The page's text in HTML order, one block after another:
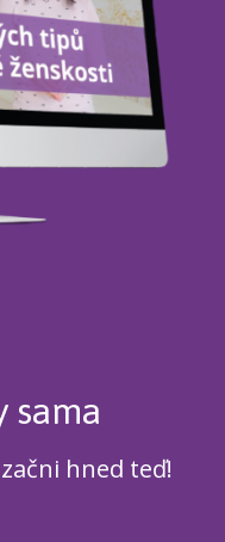
hned teď!